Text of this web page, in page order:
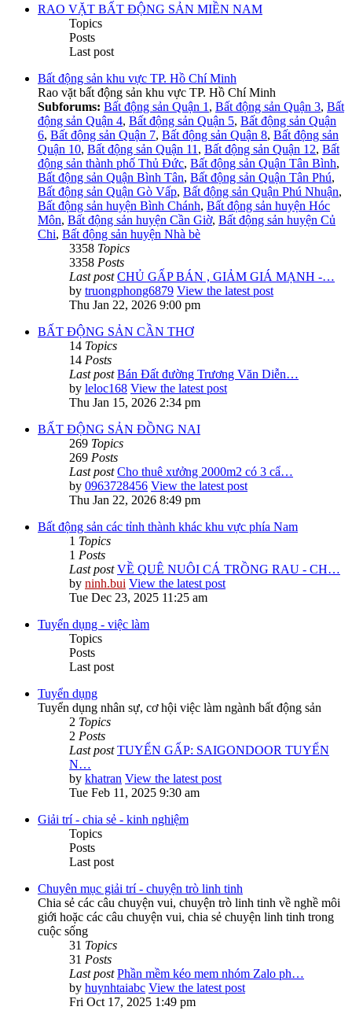
RAO VẶT BẤT ĐỘNG SẢN MIỀN NAM
Topics
Posts
Last post
Bất động sản khu vực TP. Hồ Chí Minh
Rao vặt bất động sản khu vực TP. Hồ Chí Minh
Subforums: Bất động sản Quận 1 , Bất động sản Quận 3, Bất
động sản Quận 4, Bất động sản Quận 5, Bất động sản Quận
6, Bất động sản Quận 7, Bất động sản Quận 8, Bất động sản
Quận 10, Bất động sản Quận 11 , Bất động sản Quận 12, Bất
động sản thành phố Thủ Đức, Bất động sản Quận Tân Bình,
Bất động sản Quận Bình Tân, Bất động sản Quận Tân Phú,
Bất động sản Quận Gò Vấp, Bất động sản Quận Phú Nhuận,
Bất động sản huyện Bình Chánh, Bất động sản huyện Hóc
Môn, Bất động sản huyện Cần Giờ, Bất động sản huyện Củ
Chi, Bất động sản huyện Nhà bè
3358 Topics
3358 Posts
Last post CHỦ GẤP BÁN , GIẢM GIÁ MẠNH -…
by truongphong6879 View the latest post
Thu Jan 22, 2026 9:00 pm
BẤT ĐỘNG SẢN CẦN THƠ
14 Topics
14 Posts
Last post Bán Đất đường Trương Văn Diễn…
by leloc168 View the latest post
Thu Jan 15, 2026 2:34 pm
BẤT ĐỘNG SẢN ĐỒNG NAI
269 Topics
269 Posts
Last post Cho thuê xưởng 2000m2 có 3 cẩ…
by 0963728456 View the latest post
Thu Jan 22, 2026 8:49 pm
Bất động sản các tỉnh thành khác khu vực phía Nam
1 Topics
1 Posts
Last post VỀ QUÊ NUÔI CÁ TRỒNG RAU - CH…
by ninh.bui View the latest post
Tue Dec 23, 2025 11:25 am
Tuyển dụng - việc làm
Topics
Posts
Last post
Tuyển dụng
Tuyển dụng nhân sự, cơ hội việc làm ngành bất động sản
2 Topics
2 Posts
Last post TUYỂN GẤP: SAIGONDOOR TUYỂN
N…
by khatran View the latest post
Tue Feb 11, 2025 9:30 am
Giải trí - chia sẻ - kinh nghiệm
Topics
Posts
Last post
Chuyên mục giải trí - chuyện trò linh tinh
Chia sẻ các câu chuyện vui, chuyện trò linh tinh về nghề môi
giới hoặc các câu chuyện vui, chia sẻ chuyện linh tinh trong
cuộc sống
31 Topics
31 Posts
Last post Phần mềm kéo mem nhóm Zalo ph…
by huynhtaiabc View the latest post
Fri Oct 17, 2025 1:49 pm